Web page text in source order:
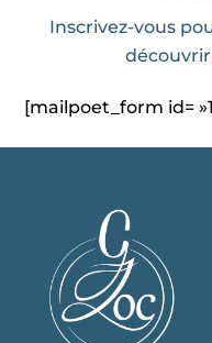
Inscrivez-vous
[mailpoet_form id=